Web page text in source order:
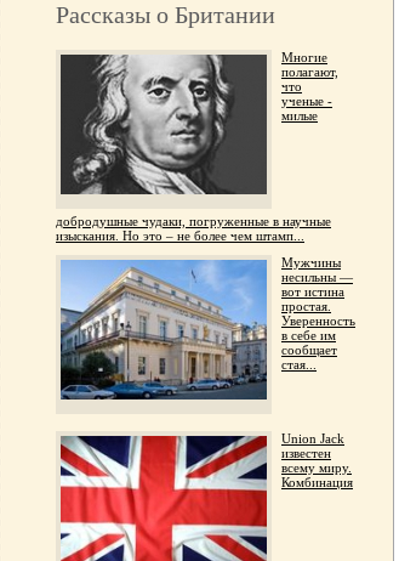
Рассказы о Британии
Многие
полагают,
что
ученые -
милые
добродушные чудаки, погруженные в научные
изыскания. Но это – не более чем штамп...
Мужчины
несильны —
вот истина
простая.
Уверенность
в себе им
сообщает
стая...
Union Jack
известен
всему миру.
Комбинация